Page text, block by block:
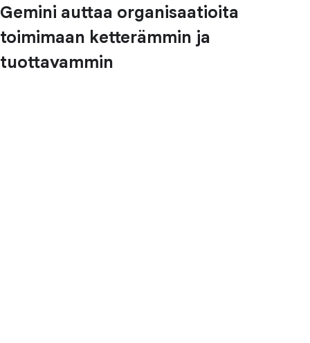
Gemini auttaa organisaatioita
toimimaan ketterämmin ja
tuottavammin